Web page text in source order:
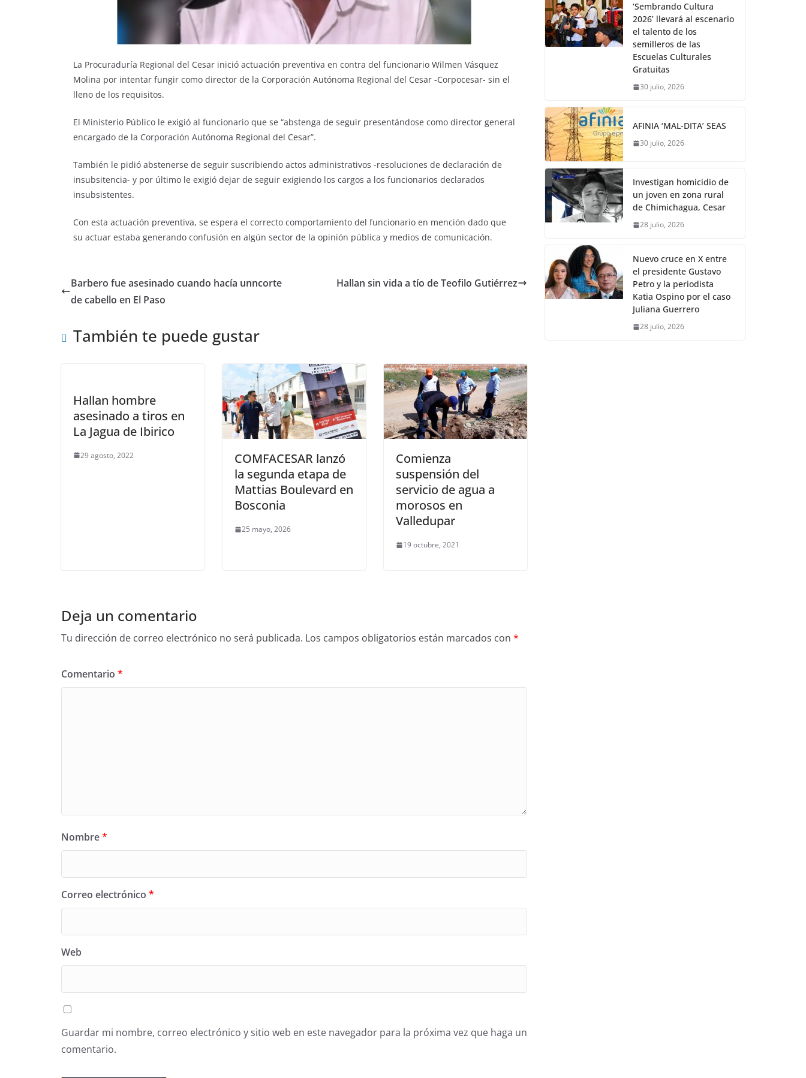
La Procuraduría Regional del Cesar inició actuación preventiva en contra del funcionario Wilmen Vásquez
Molina por intentar fungir como director de la Corporación Autónoma Regional del Cesar -Corpocesar- sin el
lleno de los requisitos.
El Ministerio Público le exigió al funcionario que se “abstenga de seguir presentándose como director general
encargado de la Corporación Autónoma Regional del Cesar”.
También le pidió abstenerse de seguir suscribiendo actos administrativos -resoluciones de declaración de
insubsitencia- y por último le exigió dejar de seguir exigiendo los cargos a los funcionarios declarados
insubsistentes.
Con esta actuación preventiva, se espera el correcto comportamiento del funcionario en mención dado que
su actuar estaba generando confusión en algún sector de la opinión pública y medios de comunicación.
Barbero fue asesinado cuando hacía unncorte
de cabello en El Paso
Hallan sin vida a tío de Teofilo Gutiérrez
También te puede gustar
Hallan hombre
asesinado a tiros en
La Jagua de Ibirico
29 agosto, 2022
COMFACESAR lanzó
la segunda etapa de
Mattias Boulevard en
Bosconia
25 mayo, 2026
Comienza
suspensión del
servicio de agua a
morosos en
Valledupar
19 octubre, 2021
Deja un comentario
Tu dirección de correo electrónico no será publicada. Los campos obligatorios están marcados con *
Comentario *
Nombre*
Correo electrónico *
Web
Guardar mi nombre, correo electrónico y sitio web en este navegador para la próxima vez que haga un
comentario.
‘Sembrando Cultura
2026’ llevará al escenario
el talento de los
semilleros de las
Escuelas Culturales
Gratuitas
30 julio, 2026
AFINIA ‘MAL-DITA’ SEAS
30 julio, 2026
Investigan homicidio de
un joven en zona rural
de Chimichagua, Cesar
28 julio, 2026
Nuevo cruce en X entre
el presidente Gustavo
Petro y la periodista
Katia Ospino por el caso
Juliana Guerrero
28 julio, 2026